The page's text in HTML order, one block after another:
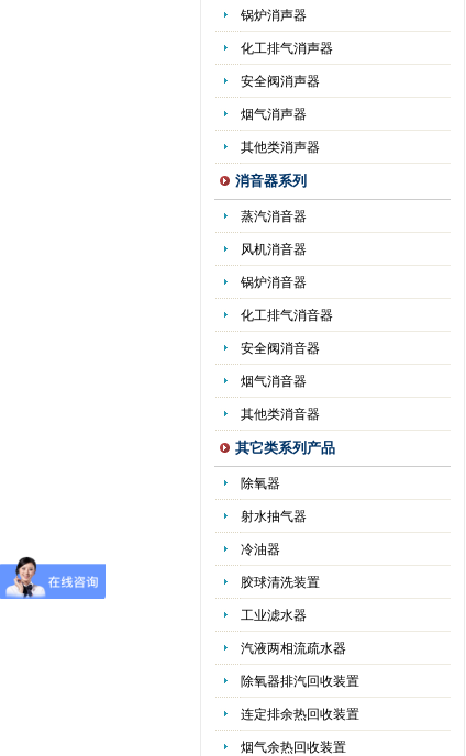
锅炉消声器
化工排气消声器
安全阀消声器
烟气消声器
其他类消声器
消音器系列
蒸汽消音器
风机消音器
锅炉消音器
化工排气消音器
安全阀消音器
烟气消音器
其他类消音器
其它类系列产品
除氧器
射水抽气器
冷油器
胶球清洗装置
工业滤水器
汽液两相流疏水器
除氧器排汽回收装置
连定排余热回收装置
烟气余热回收装置